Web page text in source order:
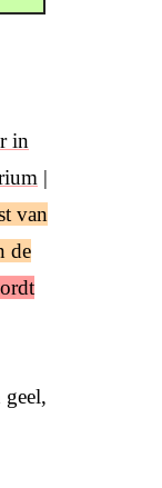
in
|
van
de